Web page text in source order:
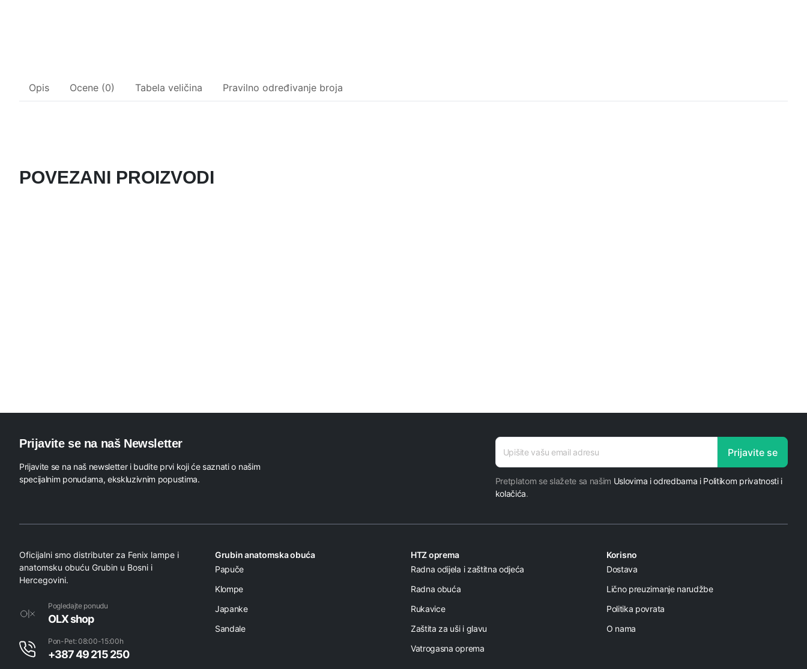
Opis Ocene (0) Tabela veličina Pravilno određivanje broja
POVEZANI PROIZVODI
Prijavite se na naš Newsletter
Prijavite se na naš newsletter i budite prvi koji će saznati o našim
specijalnim ponudama, ekskluzivnim popustima.
E-
mail
Prijavite se
Pretplatom se slažete sa našim Uslovima i odredbama i Politikom privatnosti i
kolačića.
Oficijalni smo distributer za Fenix lampe i
anatomsku obuću Grubin u Bosni i
Hercegovini.
Pogledajte ponudu
OLX shop
Pon-Pet: 08:00-15:00h
+387 49 215 250
Grubin anatomska obuća
Papuče
Klompe
Japanke
Sandale
HTZ oprema
Radna odijela i zaštitna odjeća
Radna obuća
Rukavice
Zaštita za uši i glavu
Vatrogasna oprema
Korisno
Dostava
Lično preuzimanje narudžbe
Politika povrata
O nama